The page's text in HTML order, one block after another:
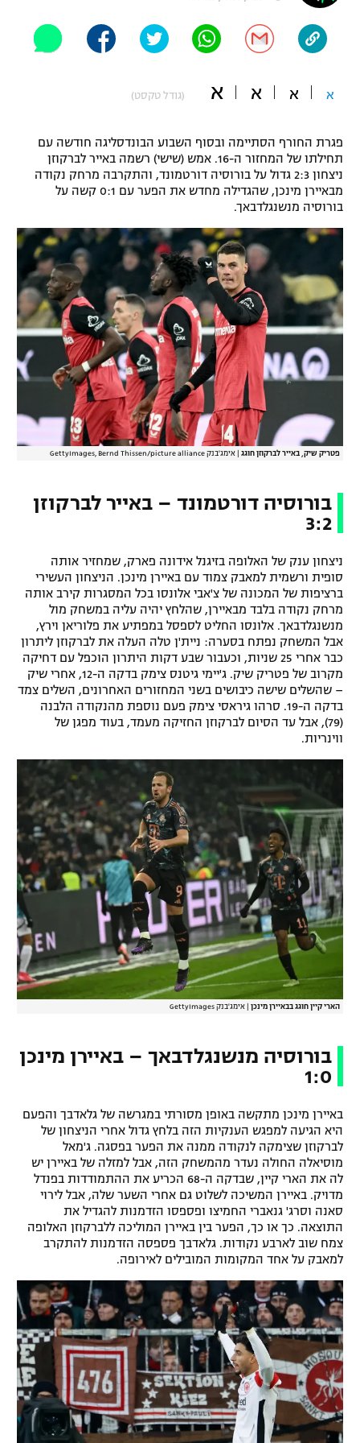
"מחצית בשכונה" – פודקאסט
תקנון עבור פעילות אלקטרה
תקנון עבור פעילות ספורט 1 – "מרלן"
גיימינג E-Sports
תנאי שימוש
מדיניות פרטיות
תקנון פעילות ספורט 1
רשיון להקרנה פומבית לבית עסק
הצטרפות לחבילת הערוצים
לוח דרושים – ג'ובנט
תגיות
אופניים
פוטבול אמריקאי NFL
בייסבול MLB
ספורט אתגרי ואקסטרים
אומנויות לחימה
גיימינג E-Sports
א א א א (גודל טקסט)
פגרת החורף הסתיימה ובסוף השבוע הבונדסליגה חודשה עם
תחילתו של המחזור ה-16. אמש (שישי) רשמה באייר לברקוזן
ניצחון 2:3 גדול על בורוסיה דורטמונד, והתקרבה מרחק נקודה
מבאיירן מינכן, שהגדילה מחדש את הפער עם 0:1 קשה על
בורוסיה מנשנגלדבאך.
פטריק שיק, באייר לברקוזן חוגג אימג'בנק GettyImages, Bernd Thissen/picture alliance
בורוסיה דורטמונד – באייר לברקוזן
3:2
ניצחון ענק של האלופה בזיגנל אידונה פארק, שמחזיר אותה
סופית ורשמית למאבק צמוד עם באיירן מינכן. הניצחון העשירי
ברציפות של המכונה של צ'אבי אלונסו בכל המסגרות קירב אותה
מרחק נקודה בלבד מבאיירן, שהלחץ יהיה עליה במשחק מול
מנשנגלדבאך. אלונסו החליט לספסל במפתיע את פלוריאן וירץ,
אבל המשחק נפתח בסערה: ניית'ן טלה העלה את לברקוזן ליתרון
כבר אחרי 25 שניות, וכעבור שבע דקות היתרון הוכפל עם דחיקה
מקרוב של פטריק שיק. ג'יימי גיטנס צימק בדקה ה-12, אחרי שיק
– שהשלים שישה כיבושים בשני המחזורים האחרונים, השלים צמד
בדקה ה-19. סרהו גיראסי צימק פעם נוספת מהנקודה הלבנה
(79), אבל עד הסיום לברקוזן החזיקה מעמד, בעוד מפגן של
ווינריות.
הארי קיין חוגג בבאיירן מינכן אימג'בנק GettyImages
בורוסיה מנשנגלדבאך – באיירן מינכן
1:0
באיירן מינכן מתקשה באופן מסורתי במגרשה של גלאדבך והפעם
היא הגיעה למפגש הענקיות הזה בלחץ גדול אחרי הניצחון של
לברקוזן שצימקה לנקודה ממנה את הפער בפסגה. ג'מאל
מוסיאלה החולה נעדר מהמשחק הזה, אבל למזלה של באיירן יש
לה את הארי קיין, שבדקה ה-68 הכריע את ההתמודדות בפנדל
מדויק. באיירן המשיכה לשלוט גם אחרי השער שלה, אבל לירוי
סאנה וסרג' גנאברי החמיצו ופספסו הזדמנות להגדיל את
התוצאה. כך או כך, הפער בין באיירן המוליכה ללברקוזן האלופה
צמח שוב לארבע נקודות. גלאדבך פספסה הזדמנות להתקרב
למאבק על אחד המקומות המובילים לאירופה.